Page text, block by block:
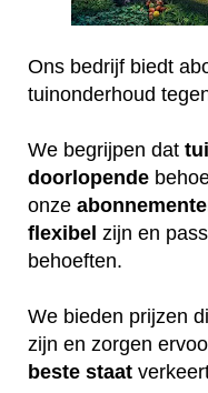
Ons bedrijf biedt
tuinonderhoud
We begrijpen dat
doorlopende
onze
flexibel zijn en
behoeften.
We bieden prijzen
zijn en zorgen
beste staat